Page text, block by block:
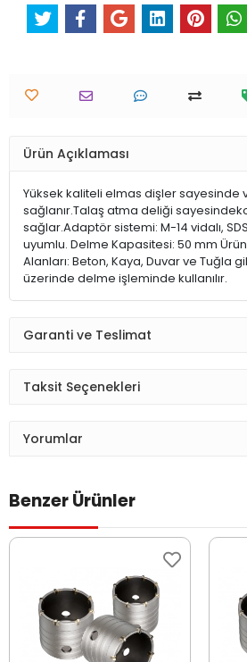
Ürün Açıklaması
Yüksek kaliteli elmas dişler sayesinde
sağlanır.Talaş atma deliği
sağlar.Adaptör sistemi: M-14 vidalı,
uyumlu. Delme Kapasitesi: 50 mm
Alanları: Beton, Kaya, Duvar ve Tuğla
üzerinde delme işleminde kullanılır.
Garanti ve Teslimat
Taksit Seçenekleri
Yorumlar
Benzer Ürünler